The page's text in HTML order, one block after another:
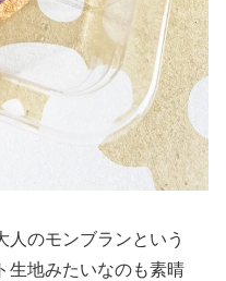
人のモンブランという
生地みたいなのも素晴